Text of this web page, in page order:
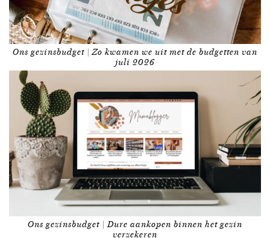
Ons gezinsbudget | Zo kwamen we uit met de budgetten van
juli 2026
Ons gezinsbudget | Dure aankopen binnen het gezin
verzekeren